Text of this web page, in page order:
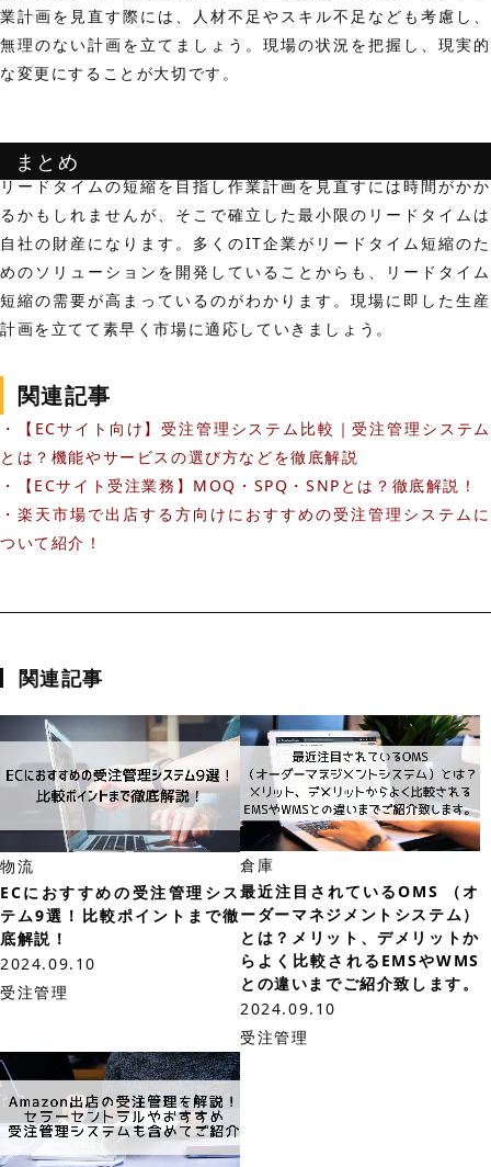
業計画を見直す際には、人材不足やスキル不足なども考慮し、
無理のない計画を立てましょう。現場の状況を把握し、現実的
な変更にすることが大切です。
まとめ
リードタイムの短縮を目指し作業計画を見直すには時間がかか
るかもしれませんが、そこで確立した最小限のリードタイムは
自社の財産になります。多くのIT企業がリードタイム短縮のた
めのソリューションを開発していることからも、リードタイム
短縮の需要が高まっているのがわかります。現場に即した生産
計画を立てて素早く市場に適応していきましょう。
関連記事
・【ECサイト向け】受注管理システム比較｜受注管理システム
とは？機能やサービスの選び方などを徹底解説
・【ECサイト受注業務】MOQ・SPQ・SNPとは？徹底解説！
・楽天市場で出店する方向けにおすすめの受注管理システムに
ついて紹介！
関連記事
物流
ECにおすすめの受注管理シス
テム9選！比較ポイントまで徹
底解説！
2024.09.10
受注管理
倉庫
最近注目されているOMS （オ
ーダーマネジメントシステム）
とは？メリット、デメリットか
らよく比較されるEMSやWMS
との違いまでご紹介致します。
2024.09.10
受注管理